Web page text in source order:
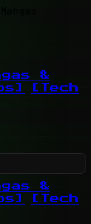
&
[Tech
&
[Tech